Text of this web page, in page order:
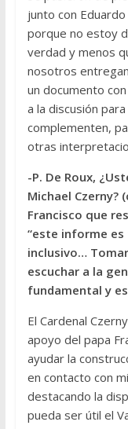
junto con
porque no estoy
verdad y menos
nosotros
un documento
a la discusión
complementen,
otras
-P. De Roux,
Michael Czerny?
Francisco que
“este informe
inclusivo…
escuchar a la
fundamental y
El Cardenal
apoyo del papa
ayudar la
en contacto con
destacando la
pueda ser útil el